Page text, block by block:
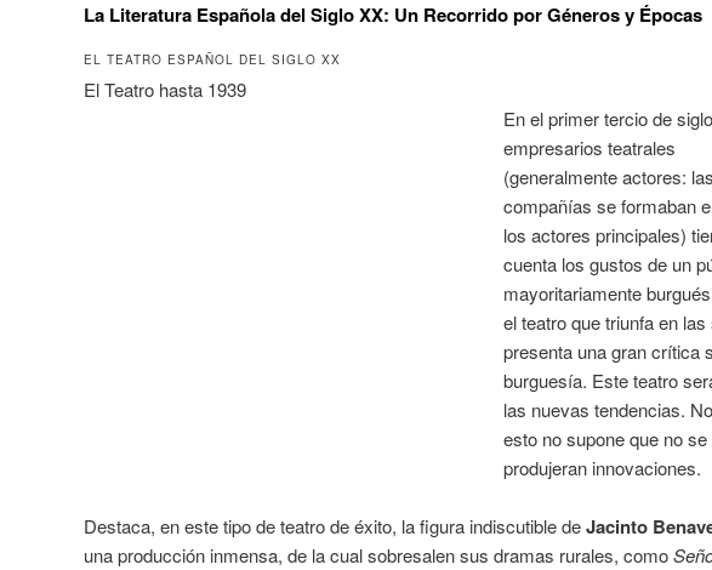
La Literatura Española del Siglo XX: Un Recorrido por Géneros y Épocas
EL TEATRO ESPAÑOL DEL SIGLO XX
El Teatro hasta 1939
En el primer tercio de
empresarios teatrales
(generalmente actores: las
compañías se formaban
los actores principales)
cuenta los gustos de un
mayoritariamente
el teatro que triunfa en
presenta una gran crítica
burguesía. Este teatro
las nuevas tendencias.
esto no supone que no se
produjeran innovaciones.
Destaca, en este tipo de teatro de éxito, la figura indiscutible deJacinto
una producción inmensa, de la cual sobresalen sus dramas rurales, como